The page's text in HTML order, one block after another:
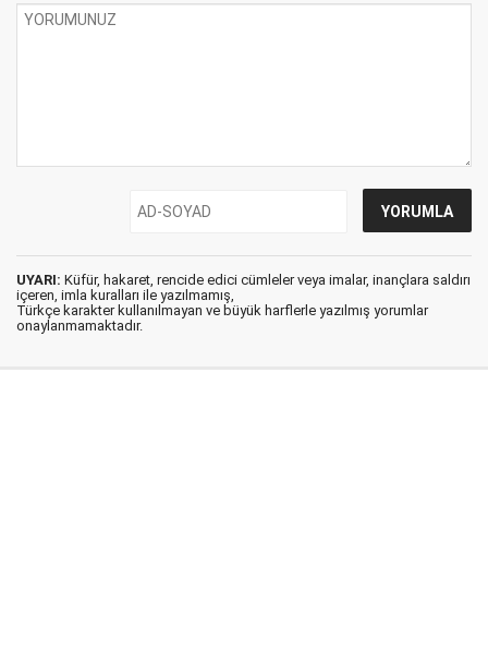
UYARI: Küfür, hakaret, rencide edici cümleler veya imalar, inançlara saldırı
içeren, imla kuralları ile yazılmamış,
Türkçe karakter kullanılmayan ve büyük harflerle yazılmış yorumlar
onaylanmamaktadır.